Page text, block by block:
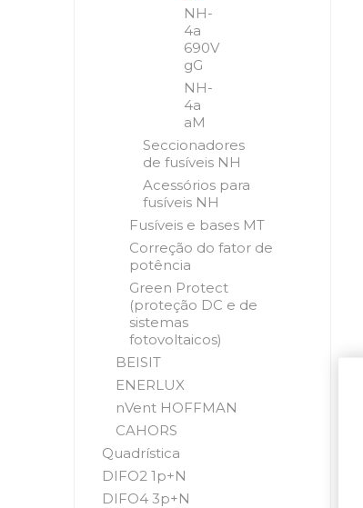
NH-
4a
690V
gG
NH-
4a
aM
Seccionadores
de fusíveis NH
Acessórios para
fusíveis NH
Fusíveis e bases MT
Correção do fator de
potência
Green Protect
(proteção DC e de
sistemas
fotovoltaicos)
BEISIT
ENERLUX
nVent HOFFMAN
CAHORS
Quadrística
DIFO2 1p+N
DIFO4 3p+N